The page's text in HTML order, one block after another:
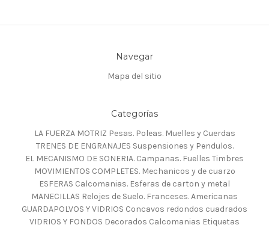
Navegar
Mapa del sitio
Categorías
LA FUERZA MOTRIZ Pesas. Poleas. Muelles y Cuerdas
TRENES DE ENGRANAJES Suspensiones y Pendulos.
EL MECANISMO DE SONERIA. Campanas. Fuelles Timbres
MOVIMIENTOS COMPLETES. Mechanicos y de cuarzo
ESFERAS Calcomanias. Esferas de carton y metal
MANECILLAS Relojes de Suelo. Franceses. Americanas
GUARDAPOLVOS Y VIDRIOS Concavos redondos cuadrados
VIDRIOS Y FONDOS Decorados Calcomanias Etiquetas